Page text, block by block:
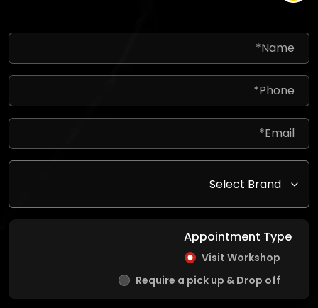
Appointment Type
Visit Workshop
Require a pick up & Drop off